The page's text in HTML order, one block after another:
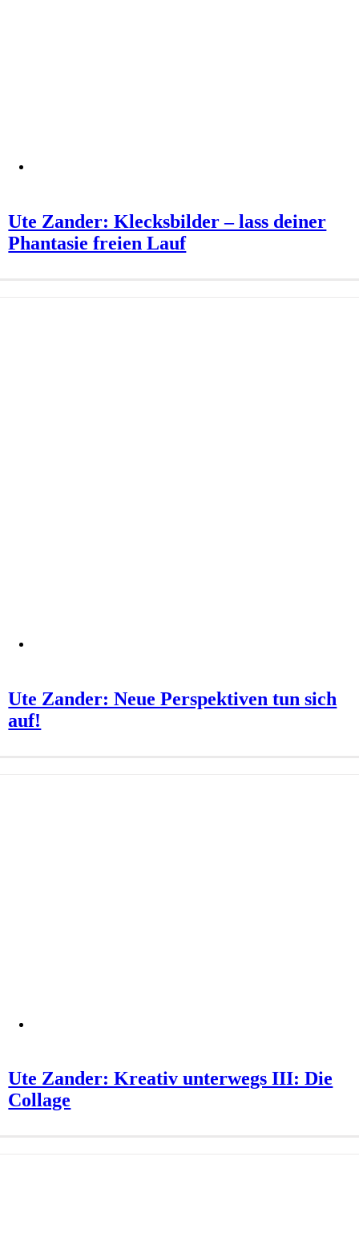
Ute Zander: Klecksbilder – lass deiner
Phantasie freien Lauf
Ute Zander: Neue Perspektiven tun sich
auf!
Ute Zander: Kreativ unterwegs III: Die
Collage